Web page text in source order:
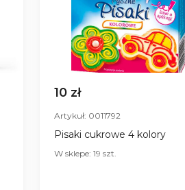
10 zł
Artykuł: 0011792
Pisaki cukrowe 4 kolory
W sklepe: 19 szt.